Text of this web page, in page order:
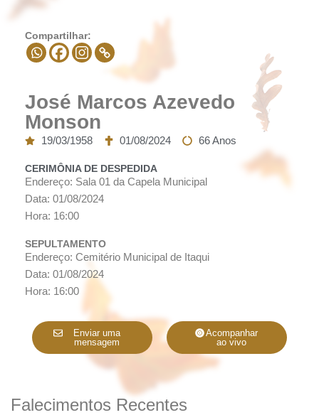
Compartilhar:
José Marcos Azevedo
Monson
19/03/1958 01/08/2024 66 Anos
CERIMÔNIA DE DESPEDIDA
Endereço: Sala 01 da Capela Municipal
Data: 01/08/2024
Hora: 16:00
SEPULTAMENTO
Endereço: Cemitério Municipal de Itaqui
Data: 01/08/2024
Hora: 16:00
Enviar uma
mensagem
Acompanhar
ao vivo
Falecimentos Recentes